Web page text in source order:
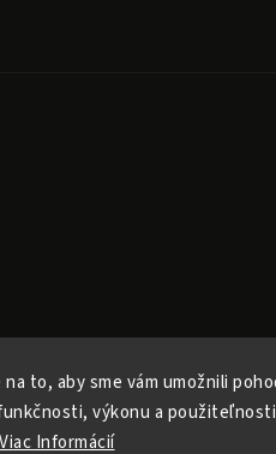
to, aby sme vám umožnili
výkonu a
Viac Informácií
Upravit
Vytvořil Shoptet|